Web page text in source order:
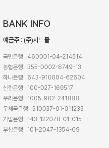
BANK INFO
예금주 : (주)시드물
국민은행 : 460001-04-214514
농협은행 : 355-0002-8749-13
하나은행 : 643-910004-62604
신한은행 : 100-027-169517
우리은행 : 1005-902-241888
우체국은행 : 310037-01-011233
기업은행 : 143-122078-01-015
부산은행 : 101-2047-1354-09